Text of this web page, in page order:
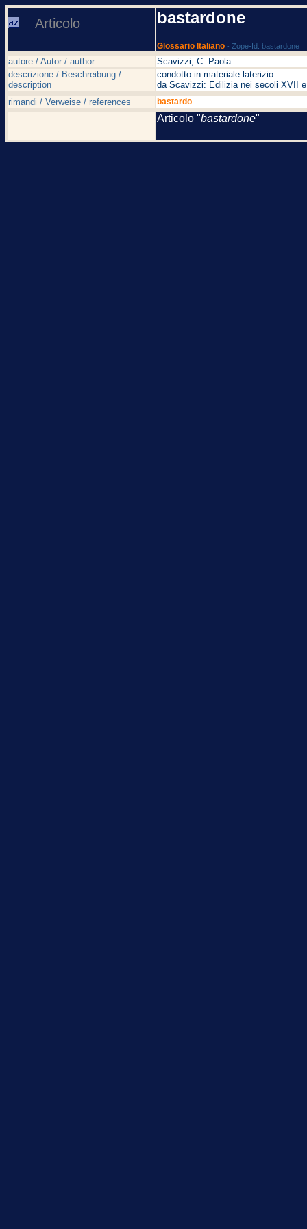
Articolo bastardone
Glossario Italiano - Zope-Id: bastardone
autore / Autor / author
Scavizzi, C. Paola
descrizione / Beschreibung /
description
condotto in materiale laterizio
da Scavizzi: Edilizia nei secoli XVII
rimandi / Verweise / references
bastardo
Articolo "bastardone"